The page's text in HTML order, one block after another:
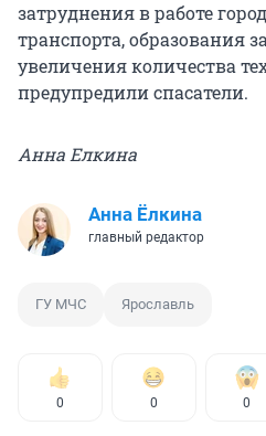
затруднения в работе
транспорта, образования
увеличения количества
предупредили спасатели.
Анна Елкина
Анна Ёлкина
главный редактор
ГУ МЧС Ярославль
0 0 0